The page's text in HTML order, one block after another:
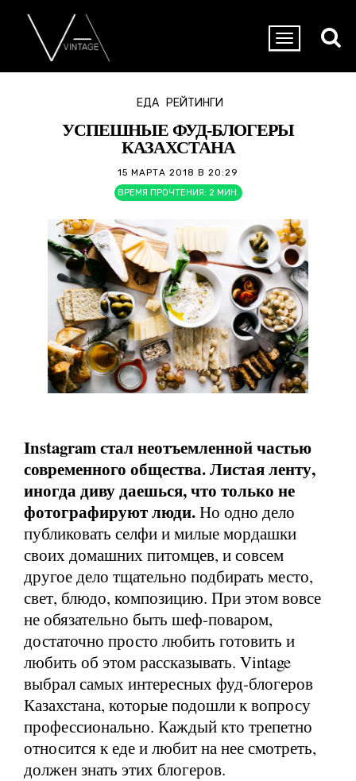
ЕДА РЕЙТИНГИ
УСПЕШНЫЕ ФУД-БЛОГЕРЫ
КАЗАХСТАНА
15 МАРТА 2018 В 20:29
ВРЕМЯ ПРОЧТЕНИЯ: 2 МИН.
Instagram стал неотъемленной частью
современного общества. Листая ленту,
иногда диву даешься, что только не
фотографируют люди.Но одно дело
публиковать селфи и милые мордашки
своих домашних питомцев, и совсем
другое дело тщательно подбирать место,
свет, блюдо, композицию. При этом вовсе
не обязательно быть шеф-поваром,
достаточно просто любить готовить и
любить об этом рассказывать. Vintage
выбрал самых интересных фуд-блогеров
Казахстана, которые подошли к вопросу
профессионально. Каждый кто трепетно
относится к еде и любит на нее смотреть,
должен знать этих блогеров.